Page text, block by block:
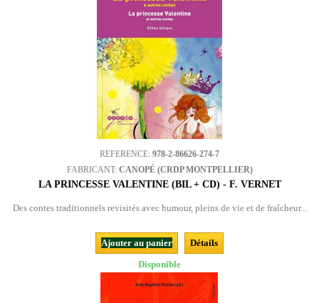
REFERENCE: 978-2-86626-274-7
FABRICANT: CANOPÉ (CRDP MONTPELLIER)
LA PRINCESSE VALENTINE (BIL + CD) - F. VERNET
Des contes traditionnels revisités avec humour, pleins de vie et de fraîcheur...
Ajouter au panier
Détails
Disponible